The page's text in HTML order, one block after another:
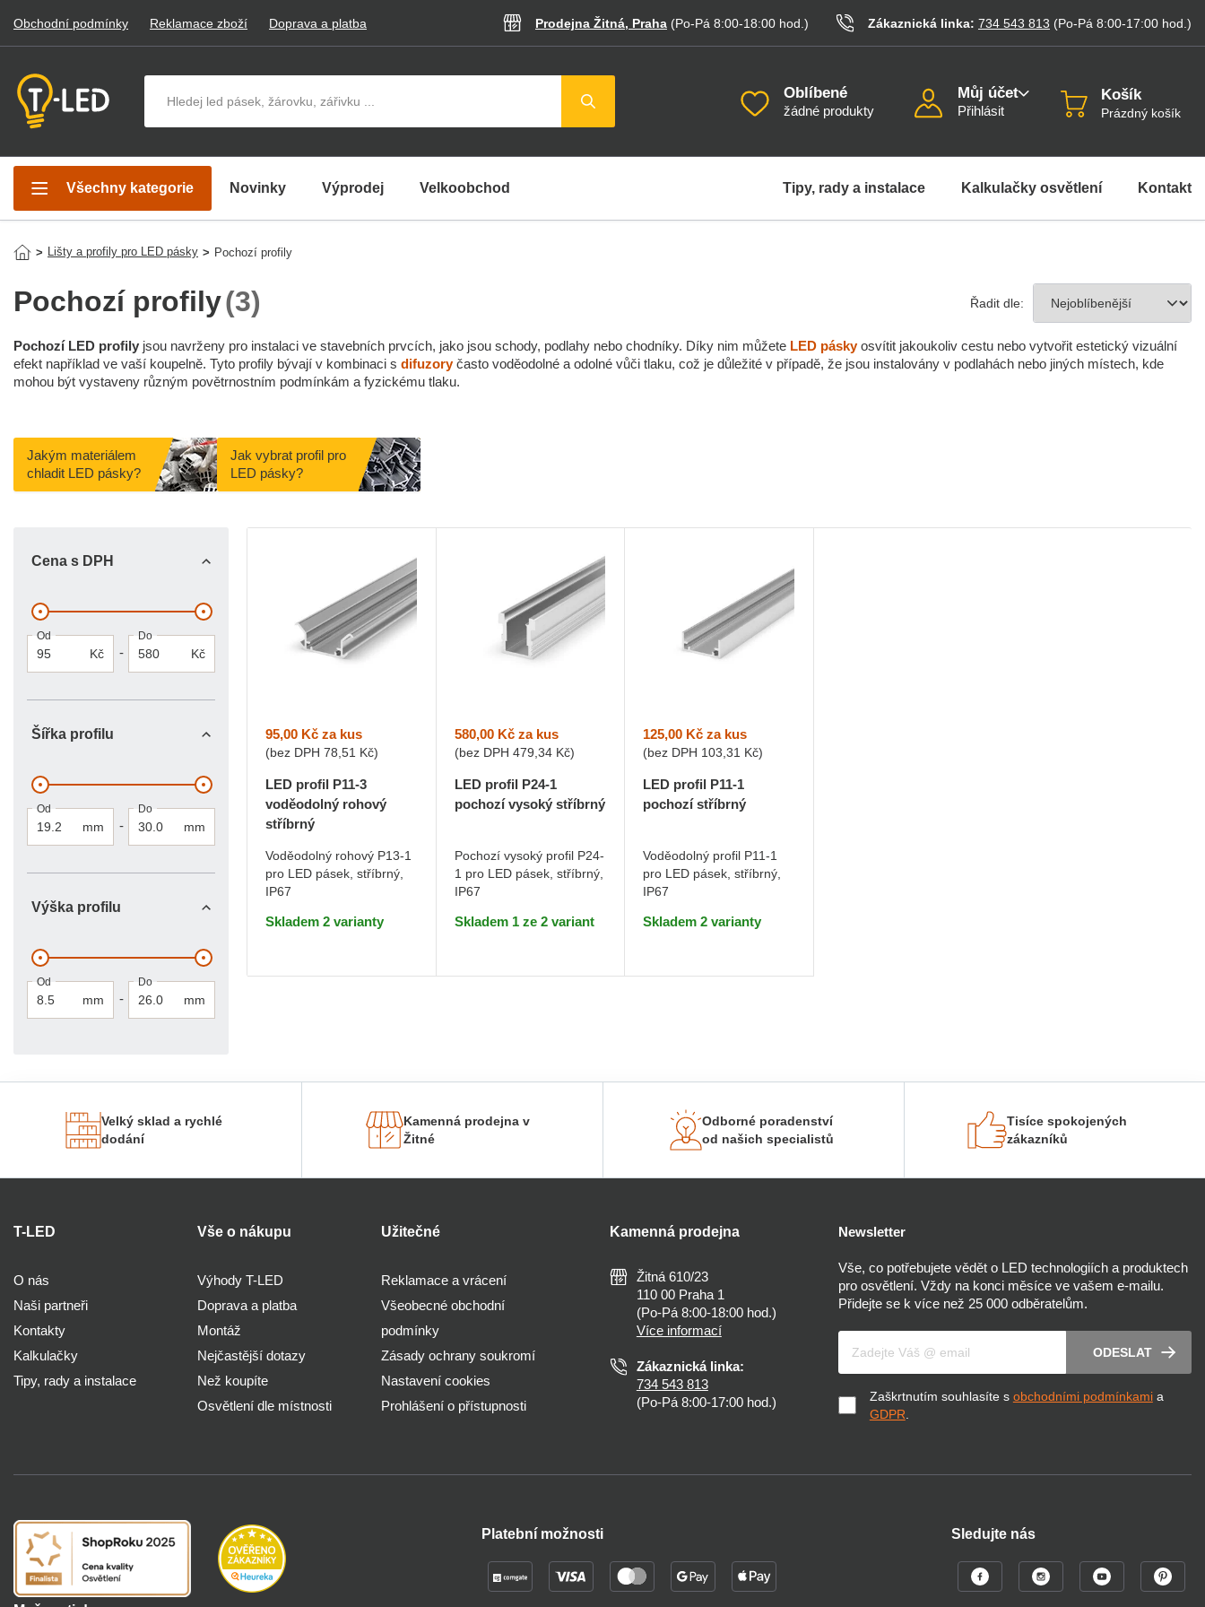
Obchodní podmínky Reklamace zboží Doprava a platba Prodejna Žitná, Praha (Po-Pá 8:00-18:00 hod. ) Zákaznická linka: 734 543 813 (Po-Pá 8:00-17:00 hod. )
Oblíbené
žádné produkty
Můj účet
Přihlásit
Košík
Prázdný košík
Všechny kategorie Novinky Výprodej Velkoobchod Tipy, rady a instalace Kalkulačky osvětlení Kontakt
> Lišty a profily pro LED pásky > Pochozí profily
Pochozí profily(3)
Pochozí LED profily jsou navrženy pro instalaci ve stavebních prvcích, jako jsou schody, podlahy nebo chodníky. Díky nim můžete LED páskyosvítit jakoukoliv cestu nebo vytvořit estetický vizuální
efekt například ve vaší koupelně. Tyto profily bývají v kombinaci s difuzoryčasto voděodolné a odolné vůči tlaku, což je důležité v případě, že jsou instalovány v podlahách nebo jiných místech, kde
mohou být vystaveny různým povětrnostním podmínkám a fyzickému tlaku.
Řadit dle:
Jakým materiálem
chladit LED pásky?
Jak vybrat profil pro
LED pásky?
Cena s DPH
Od
Kč -
Do
Kč
Šířka profilu
Od
mm -
Do
mm
Výška profilu
Od
mm -
Do
mm
95,00 Kč za kus
(bez DPH 78,51 Kč)
LED profil P11-3
voděodolný rohový
stříbrný
Voděodolný rohový P13-1
pro LED pásek, stříbrný,
IP67
Skladem 2 varianty
1m
Profil bez
krytu 1m
DO KOŠÍKU
580,00 Kčza kus
(bez DPH 479,34 Kč)
LED profil P24-1
pochozí vysoký stříbrný
Pochozí vysoký profil P24-
1 pro LED pásek, stříbrný,
IP67
Skladem 1 ze 2 variant
Profil bez
DO KOŠÍKU
125,00 Kč za kus
(bez DPH 103,31 Kč)
LED profil P11-1
pochozí stříbrný
Voděodolný profil P11-1
pro LED pásek, stříbrný,
IP67
Skladem 2 varianty
Profil bez
DO KOŠÍKU
Velký sklad a rychlé
dodání
Kamenná prodejna v
Žitné
Odborné poradenství
od našich specialistů
Tisíce spokojených
zákazníků
T-LED
O nás
Naši partneři
Kontakty
Kalkulačky
Tipy, rady a instalace
Vše o nákupu
Výhody T-LED
Doprava a platba
Montáž
Nejčastější dotazy
Než koupíte
Osvětlení dle místnosti
Užitečné
Reklamace a vrácení
Všeobecné obchodní
podmínky
Zásady ochrany soukromí
Nastavení cookies
Prohlášení o přístupnosti
Kamenná prodejna
Žitná 610/23
110 00 Praha 1
(Po-Pá 8:00-18:00 hod.)
Více informací
Zákaznická linka:
734 543 813
(Po-Pá 8:00-17:00 hod.)
Newsletter
Vše, co potřebujete vědět o LED technologiích a produktech
pro osvětlení. Vždy na konci měsíce ve vašem e-mailu.
Přidejte se k více než 25 000 odběratelům.
ODESLAT
Zaškrtnutím souhlasíte s obchodními podmínkamia
GDPR.
Platební možnosti Sledujte nás